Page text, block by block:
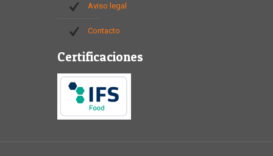
Aviso legal
Contacto
Certificaciones